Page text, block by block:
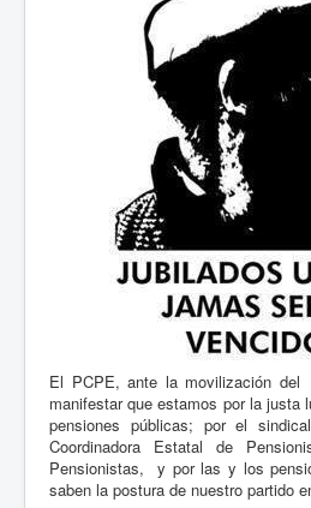
El PCPE, ante la movilización del
manifestar que estamos por la justa
pensiones públicas; por el
Coordinadora Estatal de
Pensionistas, y por las y los
saben la postura de nuestro partido